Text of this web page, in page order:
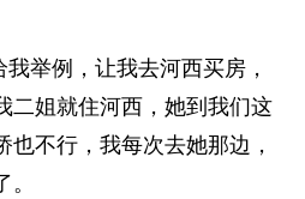
举例，让我去河西买房，
二姐就住河西，她到我们这
不行，我每次去她那边，